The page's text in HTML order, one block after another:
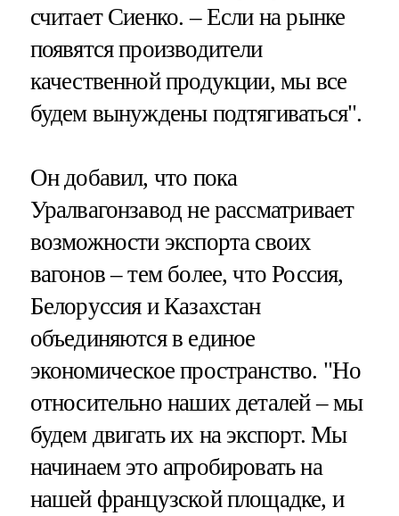
считает Сиенко. – Если на рынке
появятся производители
качественной продукции, мы все
будем вынуждены подтягиваться".
Он добавил, что пока
Уралвагонзавод не рассматривает
возможности экспорта своих
вагонов – тем более, что Россия,
Белоруссия и Казахстан
объединяются в единое
экономическое пространство. "Но
относительно наших деталей – мы
будем двигать их на экспорт. Мы
начинаем это апробировать на
нашей французской площадке, и